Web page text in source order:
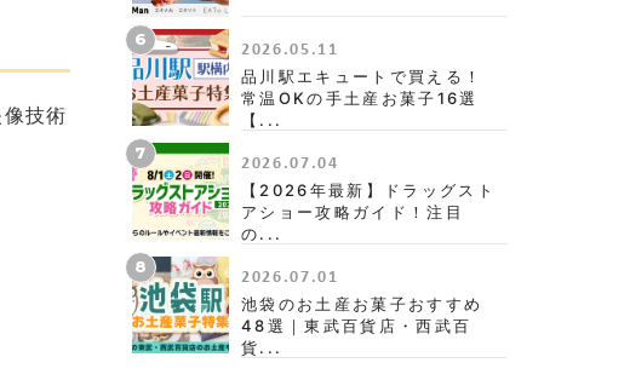
技術
6 2026.05.11
品川駅エキュートで買える！
常温OKの手土産お菓子16選
【...
7
2026.07.04
【2026年最新】ドラッグスト
アショー攻略ガイド！注目
の...
8
2026.07.01
池袋のお土産お菓子おすすめ
48選｜東武百貨店・西武百
貨...